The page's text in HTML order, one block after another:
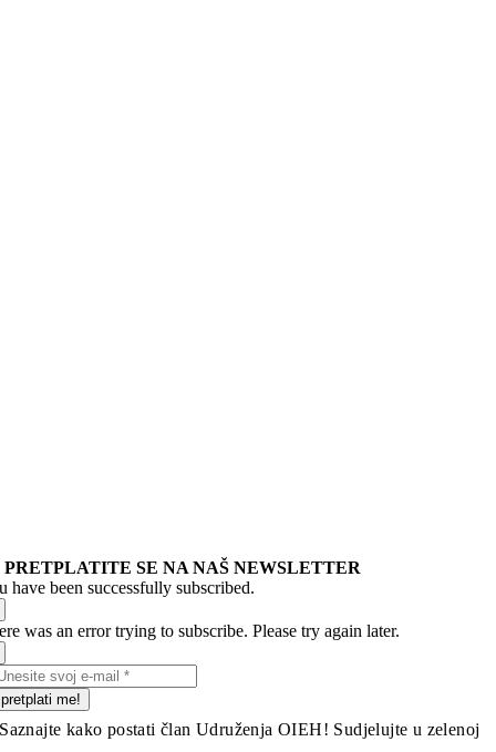
PRETPLATITE SE NA NAŠ NEWSLETTER
have been successfully subscribed.
was an error trying to subscribe. Please try again later.
pretplati me!
Saznajte kako postati član Udruženja OIEH! Sudjelujte u zelenoj